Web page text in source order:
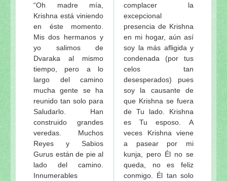
“Oh madre mía,
Krishna está viniendo
en éste momento.
Mis dos hermanos y
yo salimos de
Dvaraka al mismo
tiempo, pero a lo
largo del camino
mucha gente se ha
reunido tan solo para
Saludarlo. Han
construido grandes
veredas. Muchos
Reyes y Sabios
Gurus están de pie al
lado del camino.
Innumerables
complacer la
excepcional
presencia de Krishna
en mi hogar, aún así
soy la más afligida y
condenada (por tus
celos tan
desesperados) pues
soy la causante de
que Krishna se fuera
de Tu lado. Krishna
es Tu esposo. A
veces Krishna viene
a pasear por mi
kunja, pero Él no se
queda, no es feliz
conmigo. Él tan solo